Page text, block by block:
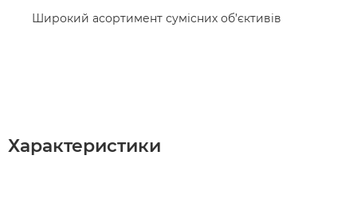
Широкий асортимент сумісних об’єктивів
Характеристики